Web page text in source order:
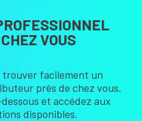
VOUS
trouver facilement un
près de chez vous.
et accédez aux
disponibles.